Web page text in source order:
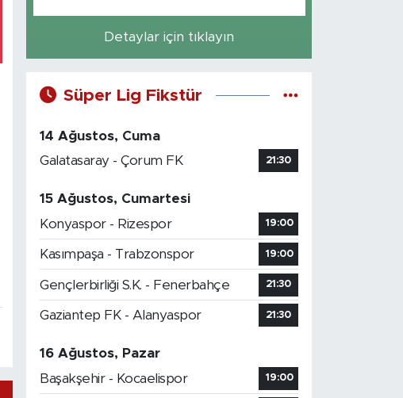
Detaylar için tıklayın
Süper Lig Fikstür
14 Ağustos, Cuma
Galatasaray - Çorum FK
21:30
15 Ağustos, Cumartesi
Konyaspor - Rizespor
19:00
Kasımpaşa - Trabzonspor 19:00
Gençlerbirliği S.K. - Fenerbahçe 21:30
Gaziantep FK - Alanyaspor 21:30
16 Ağustos, Pazar
Başakşehir - Kocaelispor
19:00